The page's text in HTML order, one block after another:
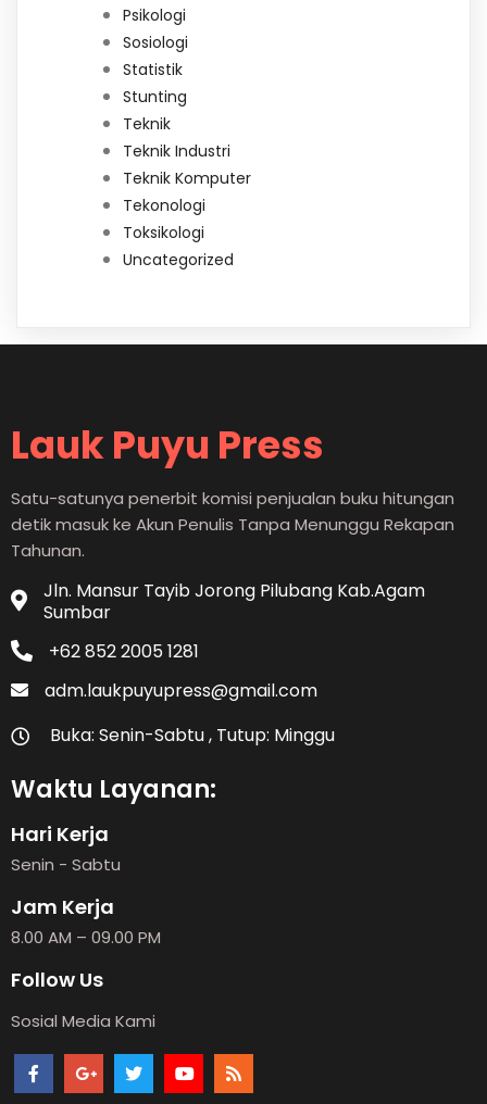
Psikologi
Sosiologi
Statistik
Stunting
Teknik
Teknik Industri
Teknik Komputer
Tekonologi
Toksikologi
Uncategorized
Lauk Puyu Press
Satu-satunya penerbit komisi penjualan buku hitungan
detik masuk ke Akun Penulis Tanpa Menunggu Rekapan
Tahunan.
Jln. Mansur Tayib Jorong Pilubang Kab.Agam
Sumbar
+62 852 2005 1281
adm.laukpuyupress@gmail.com
Buka: Senin-Sabtu , Tutup: Minggu
Waktu Layanan:
Hari Kerja
Senin - Sabtu
Jam Kerja
8.00 AM – 09.00 PM
Follow Us
Sosial Media Kami